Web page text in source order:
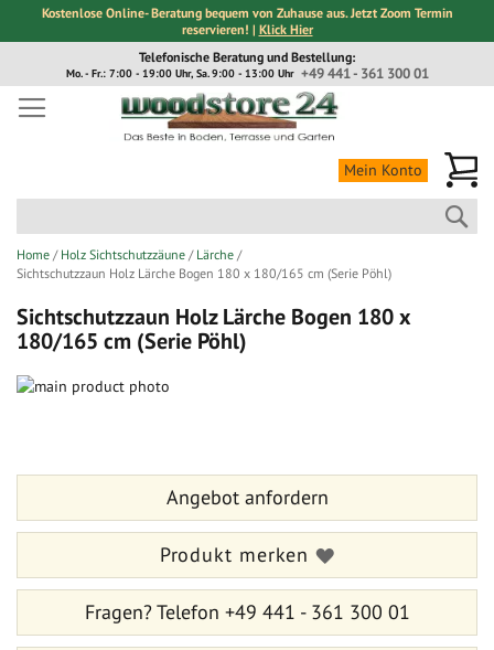
Kostenlose Online- Beratung bequem von Zuhause aus. Jetzt Zoom Termin
reservieren! | Klick Hier
Inhalt
Telefonische Beratung und Bestellung:
+49 441 - 361 300 01
Mo. - Fr.: 7:00 - 19:00 Uhr, Sa. 9:00 - 13:00 Uhr
Mein Konto
Home Holz Sichtschutzzäune
Lärche
Sichtschutzzaun Holz Lärche Bogen 180 x 180/165 cm (Serie Pöhl)
Sichtschutzzaun Holz Lärche Bogen 180 x
180/165 cm (Serie Pöhl)
Zum
springen
Bildergalerie
Angebot anfordern
Produkt merken
Fragen?Telefon +49 441 - 361 300 01